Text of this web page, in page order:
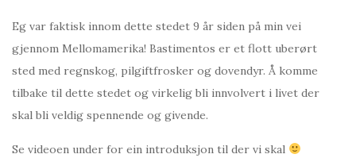
Eg var faktisk innom dette stedet 9 år siden på min vei
gjennom Mellomamerika! Bastimentos er et flott uberørt
sted med regnskog, pilgiftfrosker og dovendyr. Å komme
tilbake til dette stedet og virkelig bli innvolvert i livet der
skal bli veldig spennende og givende.
Se videoen under for ein introduksjon til der vi skal